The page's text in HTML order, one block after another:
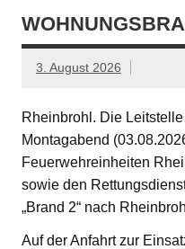
3. August 2026
Rheinbrohl. Die
Montagabend
Feuerwehreinheiten
sowie den
„Brand 2“ nach
Auf der Anfahrt zur